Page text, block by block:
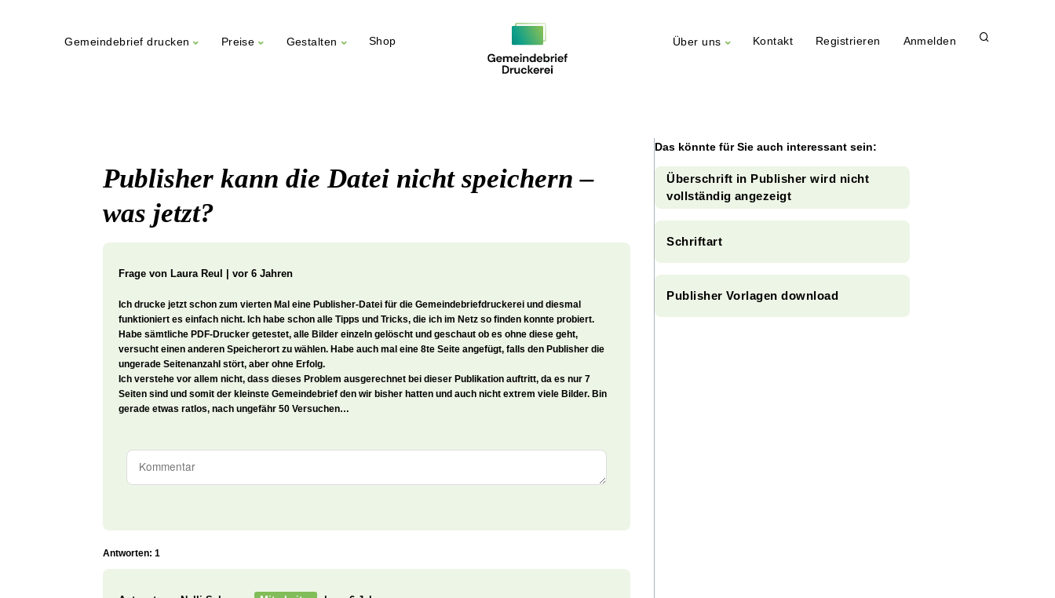
Gemeindebrief drucken Preise Gestalten Shop Über uns Kontakt Registrieren Anmelden
Publisher kann die Datei nicht speichern –
was jetzt?
Frage von Laura Reul | vor 6 Jahren
Ich drucke jetzt schon zum vierten Mal eine Publisher-Datei für die Gemeindebriefdruckerei und diesmal
funktioniert es einfach nicht. Ich habe schon alle Tipps und Tricks, die ich im Netz so finden konnte probiert.
Habe sämtliche PDF-Drucker getestet, alle Bilder einzeln gelöscht und geschaut ob es ohne diese geht,
versucht einen anderen Speicherort zu wählen. Habe auch mal eine 8te Seite angefügt, falls den Publisher die
ungerade Seitenanzahl stört, aber ohne Erfolg.
Ich verstehe vor allem nicht, dass dieses Problem ausgerechnet bei dieser Publikation auftritt, da es nur 7
Seiten sind und somit der kleinste Gemeindebrief den wir bisher hatten und auch nicht extrem viele Bilder. Bin
gerade etwas ratlos, nach ungefähr 50 Versuchen…
Antworten: 1
Das könnte für Sie auch interessant sein:
Überschrift in Publisher wird nicht
vollständig angezeigt
Schriftart
Publisher Vorlagen download